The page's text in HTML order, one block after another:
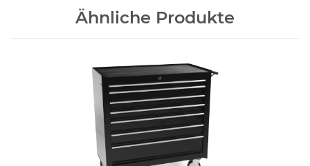
Ähnliche Produkte